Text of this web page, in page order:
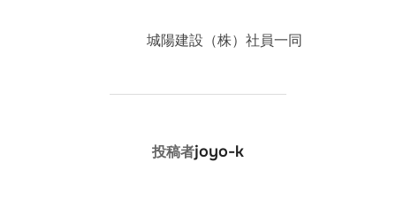
城陽建設（株）社員一同
投稿者
投稿者joyo-k